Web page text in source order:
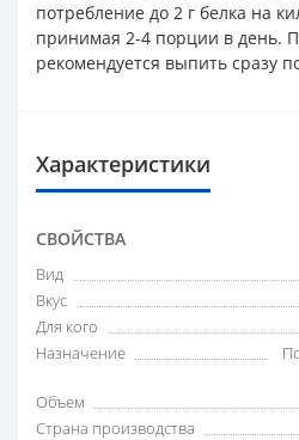
потребление до 2 г белка на
принимая 2-4 порции в день.
рекомендуется выпить сразу
Характеристики
СВОЙСТВА
Вид
Вкус
Для кого
Назначение
Объем
Страна производства